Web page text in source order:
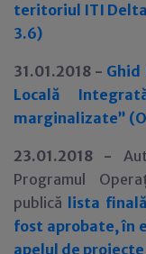
teritoriul ITI Delta
3.6)
31.01.2018 - Ghid
Locală
marginalizate”
23.01.2018 -
Programul
publică
lista
fost aprobate, în
apelul de